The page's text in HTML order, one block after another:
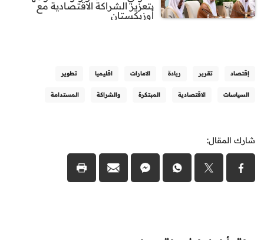
بتعزيز الشراكة الاقتصادية مع
أوزبكستان
إقتصاد تقرير ريادة الامارات اقليميا تطوير
السياسات الاقتصادية المبتكرة والشراكة المستدامة
شارك المقال: